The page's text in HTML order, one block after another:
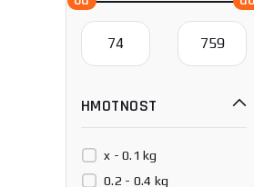
HMOTNOST
x - 0.1 kg
0.2 - 0.4 kg